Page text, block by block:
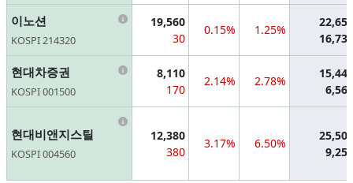
이노션
KOSPI 214320
Information
19,560
30
0.15% 1.25%
22,650
16,730
현대차증권
KOSPI 001500
Information
8,110
170
2.14% 2.78%
15,440
6,560
현대비앤지스틸
KOSPI 004560
Information
12,380
380
3.17% 6.50%
25,500
9,250